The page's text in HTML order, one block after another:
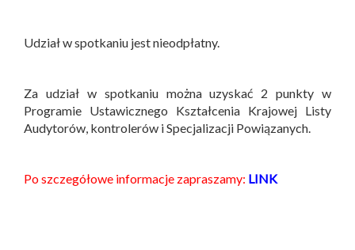
Udział w spotkaniu jest nieodpłatny.
Za udział w spotkaniu można uzyskać 2 punkty w
Programie Ustawicznego Kształcenia Krajowej Listy
Audytorów, kontrolerów i Specjalizacji Powiązanych.
Po szczegółowe informacje zapraszamy: LINK